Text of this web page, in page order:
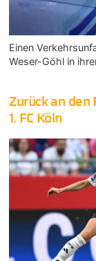
Einen
Weser-Göhl in
Zurück an den
1. FC Köln